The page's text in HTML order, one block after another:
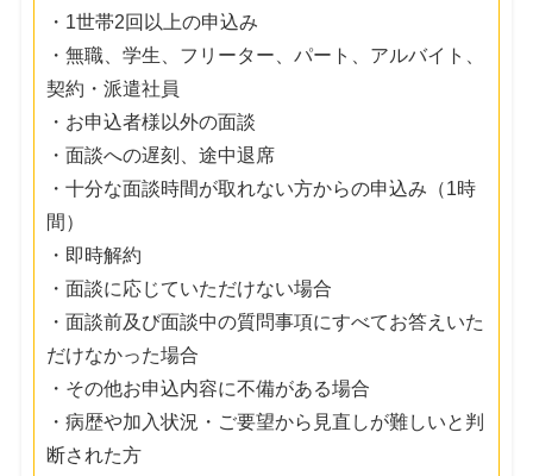
・1世帯2回以上の申込み
・無職、学生、フリーター、パート、アルバイト、
契約・派遣社員
・お申込者様以外の面談
・面談への遅刻、途中退席
・十分な面談時間が取れない方からの申込み（1時
間）
・即時解約
・面談に応じていただけない場合
・面談前及び面談中の質問事項にすべてお答えいた
だけなかった場合
・その他お申込内容に不備がある場合
・病歴や加入状況・ご要望から見直しが難しいと判
断された方